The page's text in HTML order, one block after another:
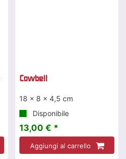
Cowbell
18 x 8 x 4,5 cm
Disponibile
13,00 € *
Aggiungi al carrello